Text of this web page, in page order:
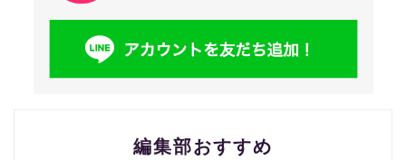
編集部おすすめ